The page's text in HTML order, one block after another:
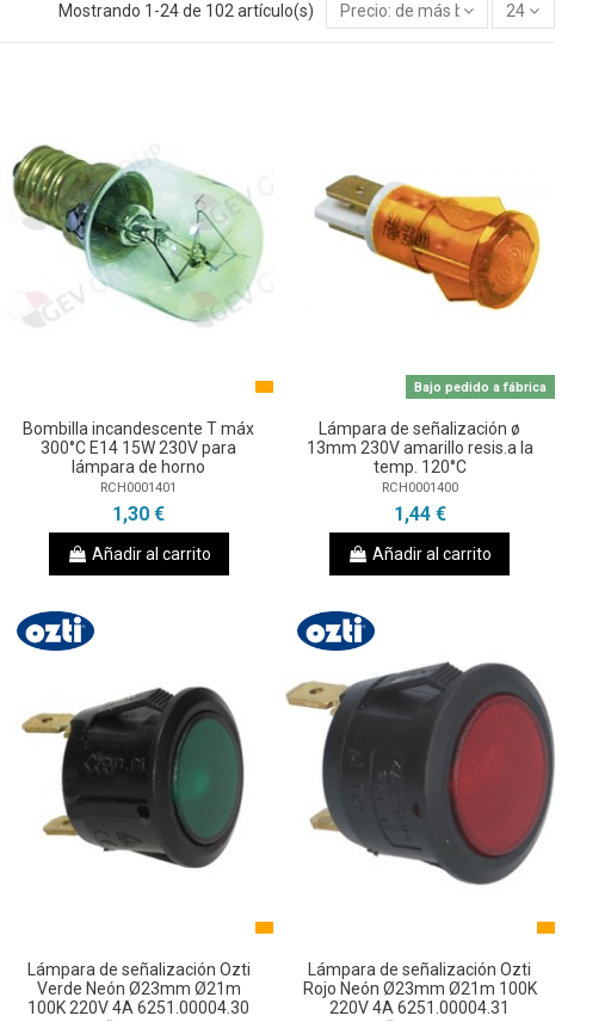
Mostrando 1-24 de 102 artículo(s) Precio: de más bajo a más alto
24
Bombilla incandescente T máx
300°C E14 15W 230V para
lámpara de horno
RCH0001401
1,30 €
Añadir al carrito
Bajo pedido a fábrica
Lámpara de señalización ø
13mm 230V amarillo resis.a la
temp. 120°C
RCH0001400
1,44 €
Añadir al carrito
Lámpara de señalización Ozti
Verde Neón Ø23mm Ø21m
100K 220V 4A 6251.00004.30
Lámpara de señalización Ozti
Rojo Neón Ø23mm Ø21m 100K
220V 4A 6251.00004.31